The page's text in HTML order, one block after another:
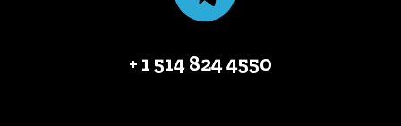
4550 824 514 1 +